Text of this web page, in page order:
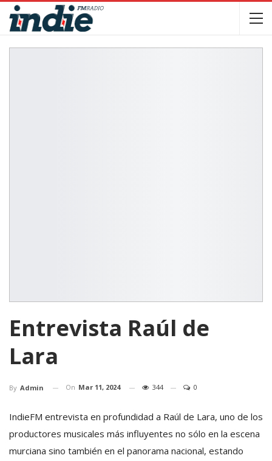
Entrevista Raúl de
Lara
By Admin On Mar 11, 2024 344 0
IndieFM entrevista en profundidad a Raúl de Lara, uno de los
productores musicales más influyentes no sólo en la escena
murciana sino también en el panorama nacional, estando